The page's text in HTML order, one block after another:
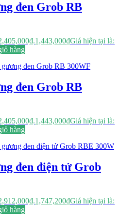
đen Grob RB
1,443,000₫Giá hiện tại là:
hàng
đen Grob RB
1,443,000₫Giá hiện tại là:
hàng
đen điện tử Grob
1,747,200₫Giá hiện tại là:
hàng